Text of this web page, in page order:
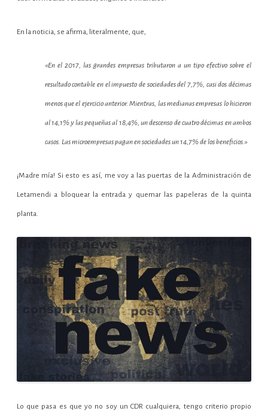
En la noticia, se afirma, literalmente, que,
«En el 2017, las grandes empresas tributaron a un tipo efectivo sobre el
resultado contable en el impuesto de sociedades del 7,7%, casi dos décimas
menos que el ejercicio anterior. Mientras, las medianas empresas lo hicieron
al 14,1% y las pequeñas al 18,4%, un descenso de cuatro décimas en ambos
casos. Las microempresas pagan en sociedades un 14,7% de los beneficios.»
¡Madre mía! Si esto es así, me voy a las puertas de la Administración de
Letamendi a bloquear la entrada y quemar las papeleras de la quinta
planta.
Lo que pasa es que yo no soy un CDR cualquiera, tengo criterio propio